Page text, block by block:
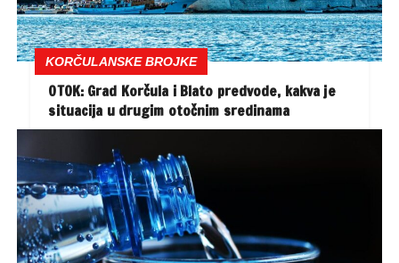
KORČULANSKE BROJKE
OTOK: Grad Korčula i Blato predvode, kakva je
situacija u drugim otočnim sredinama